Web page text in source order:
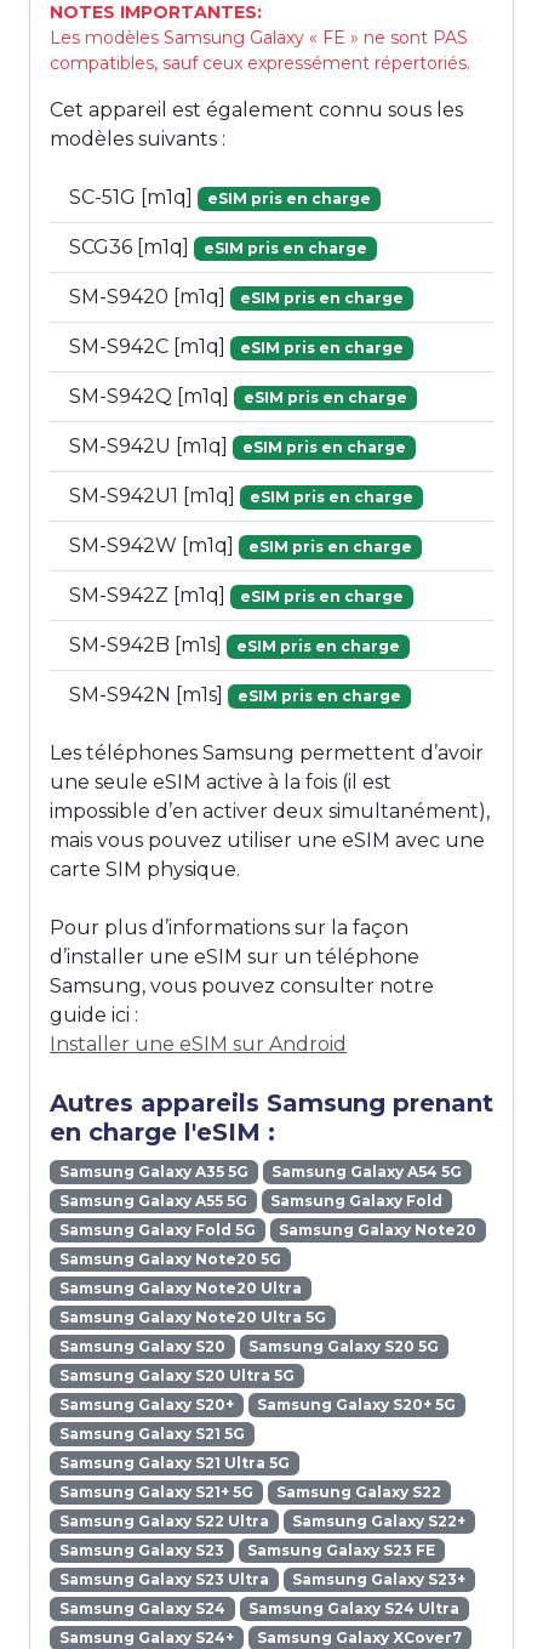
NOTES IMPORTANTES:
Les modèles Samsung Galaxy « FE » ne sont PAS
compatibles, sauf ceux expressément répertoriés.
Cet appareil est également connu sous les
modèles suivants :
SC-51G [m1q] eSIM pris en charge
SCG36 [m1q] eSIM pris en charge
SM-S9420 [m1q] eSIM pris en charge
SM-S942C [m1q] eSIM pris en charge
SM-S942Q [m1q] eSIM pris en charge
SM-S942U [m1q] eSIM pris en charge
SM-S942U1 [m1q] eSIM pris en charge
SM-S942W [m1q] eSIM pris en charge
SM-S942Z [m1q] eSIM pris en charge
SM-S942B [m1s] eSIM pris en charge
SM-S942N [m1s] eSIM pris en charge
Les téléphones Samsung permettent d’avoir
une seule eSIM active à la fois (il est
impossible d’en activer deux simultanément),
mais vous pouvez utiliser une eSIM avec une
carte SIM physique.
Pour plus d’informations sur la façon
d’installer une eSIM sur un téléphone
Samsung, vous pouvez consulter notre
guide ici :
Installer une eSIM sur Android
Autres appareils Samsung prenant
en charge l'eSIM :
Samsung Galaxy A35 5G
Samsung Galaxy A54 5G
Samsung Galaxy A55 5G
Samsung Galaxy Fold
Samsung Galaxy Fold 5G
Samsung Galaxy Note20
Samsung Galaxy Note20 5G
Samsung Galaxy Note20 Ultra
Samsung Galaxy Note20 Ultra 5G
Samsung Galaxy S20
Samsung Galaxy S20 5G
Samsung Galaxy S20 Ultra 5G
Samsung Galaxy S20+
Samsung Galaxy S20+ 5G
Samsung Galaxy S21 5G
Samsung Galaxy S21 Ultra 5G
Samsung Galaxy S21+ 5G
Samsung Galaxy S22
Samsung Galaxy S22 Ultra
Samsung Galaxy S22+
Samsung Galaxy S23
Samsung Galaxy S23 FE
Samsung Galaxy S23 Ultra
Samsung Galaxy S23+
Samsung Galaxy S24
Samsung Galaxy S24 Ultra
Samsung Galaxy S24+
Samsung Galaxy XCover7